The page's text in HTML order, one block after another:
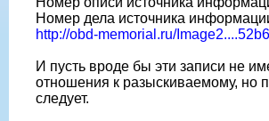
Номер дела источника
http://obd-memorial.ru/
И пусть вроде бы эти записи не
отношения к разыскиваемому, но
следует.